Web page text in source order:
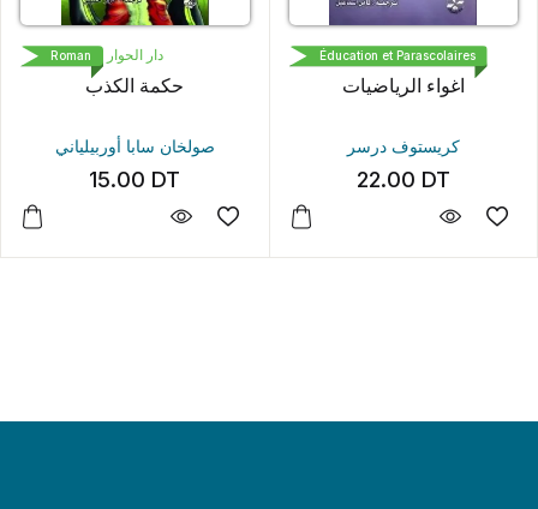
دار الحوار
حكمة الكذب
صولخان سابا أوربيلياني
15.00 DT
Roman دار الحوار
اغواء الرياضيات
كريستوف درسر
22.00 DT
Éducation et Parascolaires